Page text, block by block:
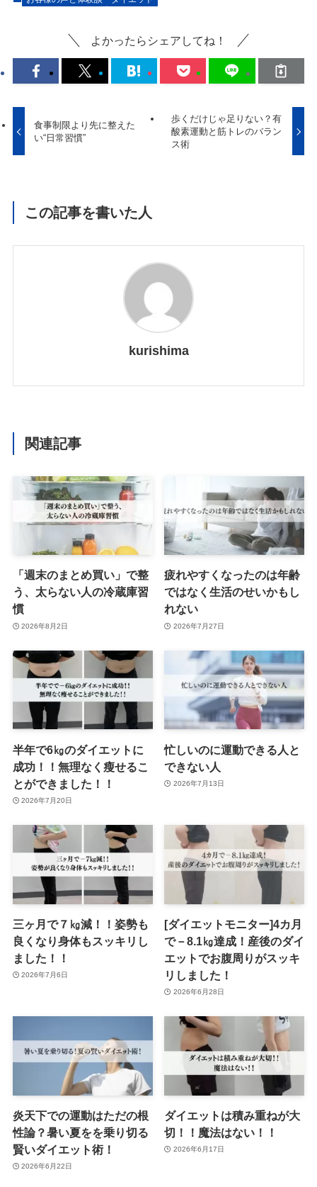
よかったらシェアしてね！
食事制限より先に整えた
い“日常習慣”
歩くだけじゃ足りない？有
酸素運動と筋トレのバラン
ス術
この記事を書いた人
kurishima
関連記事
「週末のまとめ買い」で整
う、太らない人の冷蔵庫習
慣
2026年8月2日
疲れやすくなったのは年齢
ではなく生活のせいかもし
れない
2026年7月27日
半年で6㎏のダイエットに
成功！！無理なく瘦せるこ
とができました！！
2026年7月20日
忙しいのに運動できる人と
できない人
2026年7月13日
三ヶ月で７㎏減！！姿勢も
良くなり身体もスッキリし
ました！！
2026年7月6日
[ダイエットモニター]4カ月
で－8.1㎏達成！産後のダイ
エットでお腹周りがスッキ
リしました！
2026年6月28日
炎天下での運動はただの根
性論？暑い夏をを乗り切る
賢いダイエット術！
2026年6月22日
ダイエットは積み重ねが大
切！！魔法はない！！
2026年6月17日